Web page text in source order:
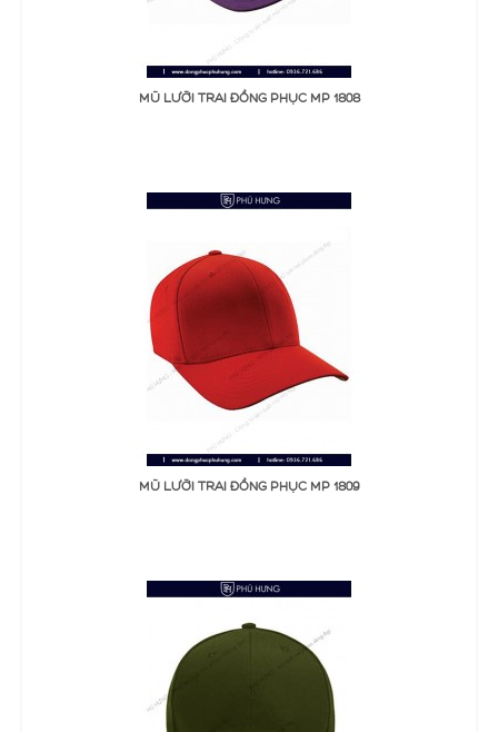
MŨ LƯỠI TRAI ĐỒNG PHỤC MP 1808
ĐẶT MUA
Thêm so sánh
MŨ LƯỠI TRAI ĐỒNG PHỤC MP 1809
ĐẶT MUA
Thêm so sánh